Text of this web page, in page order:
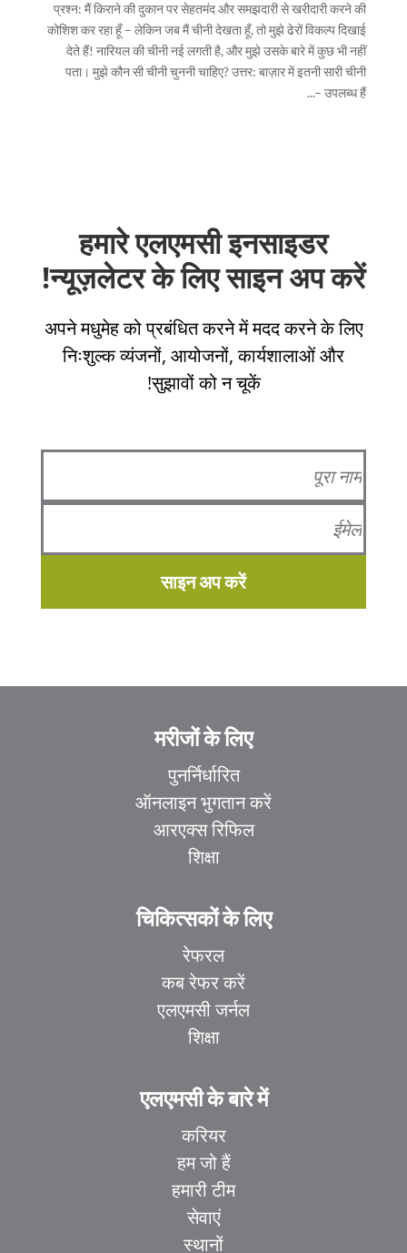
प्रश्न: मैं किराने की दुकान पर सेहतमंद और समझदारी से खरीदारी करने की
कोशिश कर रहा हूँ – लेकिन जब मैं चीनी देखता हूँ, तो मुझे ढेरों विकल्प दिखाई
देते हैं! नारियल की चीनी नई लगती है, और मुझे उसके बारे में कुछ भी नहीं
पता। मुझे कौन सी चीनी चुननी चाहिए? उत्तर: बाज़ार में इतनी सारी चीनी
उपलब्ध हैं –...
हमारे एलएमसी इनसाइडर
न्यूज़लेटर के लिए साइन अप करें!
अपने मधुमेह को प्रबंधित करने में मदद करने के लिए
निःशुल्क व्यंजनों, आयोजनों, कार्यशालाओं और
सुझावों को न चूकें!
साइन अप करें
मरीजों के लिए
पुनर्निर्धारित
ऑनलाइन भुगतान करें
आरएक्स रिफिल
शिक्षा
चिकित्सकों के लिए
रेफरल
कब रेफर करें
एलएमसी जर्नल
शिक्षा
एलएमसी के बारे में
करियर
हम जो हैं
हमारी टीम
सेवाएं
स्थानों